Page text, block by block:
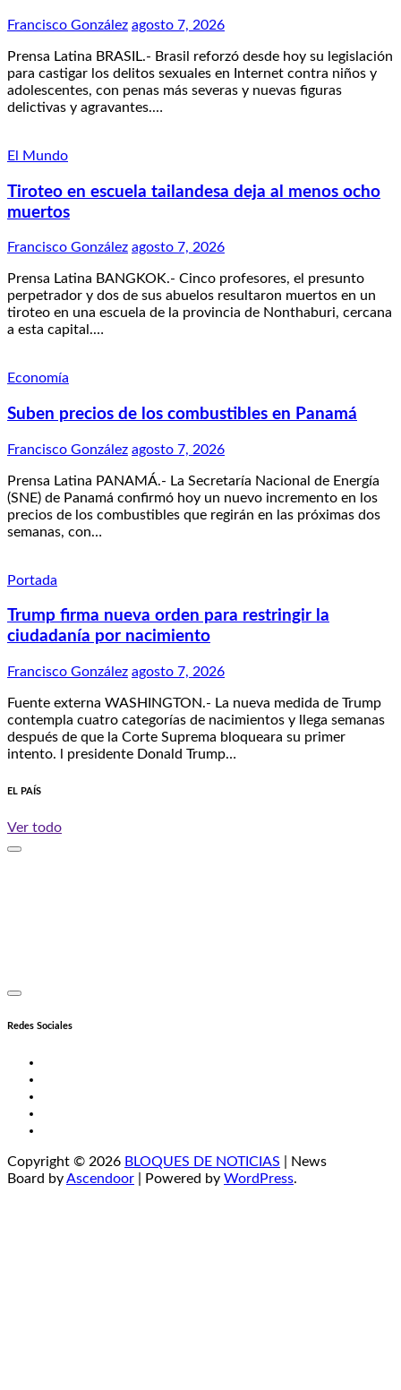
Francisco González agosto 7, 2026
Prensa Latina BRASIL.- Brasil reforzó desde hoy su legislación
para castigar los delitos sexuales en Internet contra niños y
adolescentes, con penas más severas y nuevas figuras
delictivas y agravantes.…
El Mundo
Tiroteo en escuela tailandesa deja al menos ocho
muertos
Francisco González agosto 7, 2026
Prensa Latina BANGKOK.- Cinco profesores, el presunto
perpetrador y dos de sus abuelos resultaron muertos en un
tiroteo en una escuela de la provincia de Nonthaburi, cercana
a esta capital.…
Economía
Suben precios de los combustibles en Panamá
Francisco González agosto 7, 2026
Prensa Latina PANAMÁ.- La Secretaría Nacional de Energía
(SNE) de Panamá confirmó hoy un nuevo incremento en los
precios de los combustibles que regirán en las próximas dos
semanas, con…
Portada
Trump firma nueva orden para restringir la
ciudadanía por nacimiento
Francisco González agosto 7, 2026
Fuente externa WASHINGTON.- La nueva medida de Trump
contempla cuatro categorías de nacimientos y llega semanas
después de que la Corte Suprema bloqueara su primer
intento. l presidente Donald Trump…
EL PAÍS
Ver todo
Redes Sociales
Copyright © 2026 BLOQUES DE NOTICIAS | News
Board byAscendoor | Powered by WordPress.